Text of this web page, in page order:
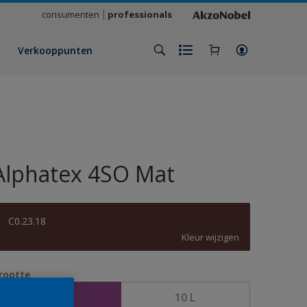
consumenten professionals
Verkooppunten
4SO Mat
C0.23.18
Kleur wijzigen
10 L